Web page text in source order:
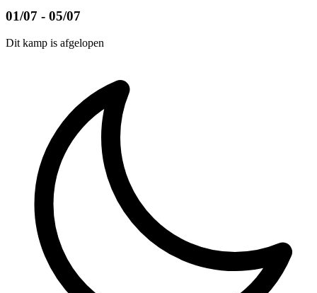
01/07 - 05/07
Dit kamp is afgelopen